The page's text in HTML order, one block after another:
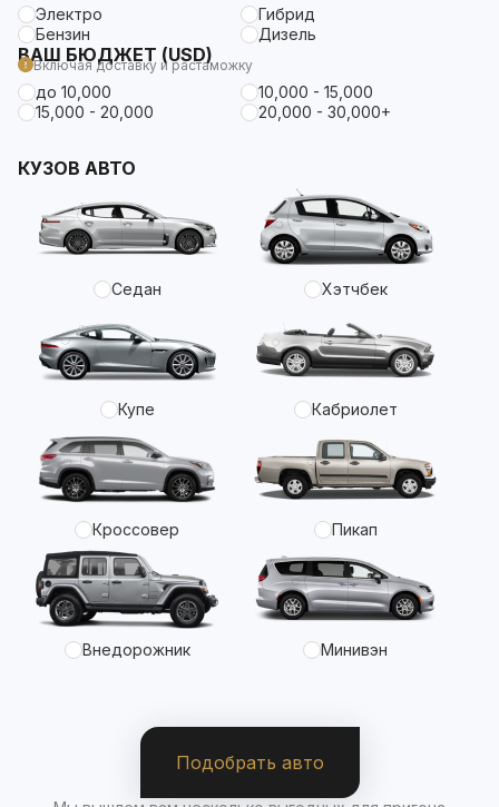
Электро
Гибрид
Бензин
Дизель
ВАШ БЮДЖЕТ (USD)
Включая доставку и растаможку
до 10,000
10,000 - 15,000
15,000 - 20,000
20,000 - 30,000+
КУЗОВ АВТО
Седан Хэтчбек
Купе Кабриолет
Кроссовер Пикап
Внедорожник Минивэн
Подобрать авто